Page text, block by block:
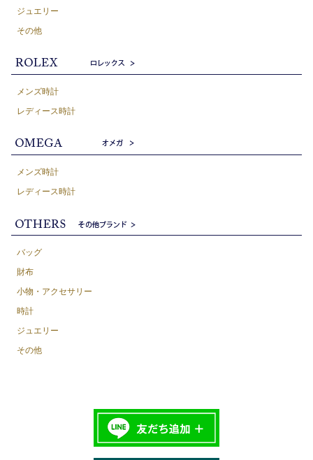
ジュエリー
その他
メンズ時計
レディース時計
メンズ時計
レディース時計
バッグ
財布
小物・アクセサリー
時計
ジュエリー
その他